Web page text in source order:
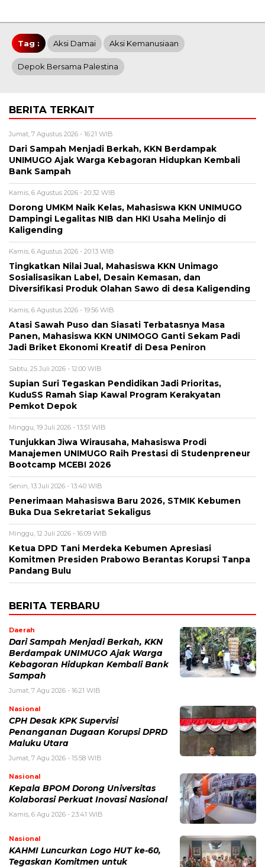
Tag : Aksi Damai Aksi Kemanusiaan
Depok Bersama Palestina
BERITA TERKAIT
Jumat, 7 Agustus 2026 - 16:21 WIB
Dari Sampah Menjadi Berkah, KKN Berdampak
UNIMUGO Ajak Warga Kebagoran Hidupkan Kembali
Bank Sampah
Kamis, 6 Agustus 2026 - 20:32 WIB
Dorong UMKM Naik Kelas, Mahasiswa KKN UNIMUGO
Dampingi Legalitas NIB dan HKI Usaha Melinjo di
Kaligending
Kamis, 6 Agustus 2026 - 20:13 WIB
Tingkatkan Nilai Jual, Mahasiswa KKN Unimago
Sosialisasikan Label, Desain Kemasan, dan
Diversifikasi Produk Olahan Sawo di desa Kaligending
Kamis, 6 Agustus 2026 - 19:56 WIB
Atasi Sawah Puso dan Siasati Terbatasnya Masa
Panen, Mahasiswa KKN UNIMOGO Ganti Sekam Padi
Jadi Briket Ekonomi Kreatif di Desa Peniron
Sabtu, 25 Juli 2026 - 12:00 WIB
Supian Suri Tegaskan Pendidikan Jadi Prioritas,
KuduSS Ramah Siap Kawal Program Kerakyatan
Pemkot Depok
Minggu, 19 Juli 2026 - 13:51 WIB
Tunjukkan Jiwa Wirausaha, Mahasiswa Prodi
Manajemen UNIMUGO Raih Prestasi di Studenpreneur
Bootcamp MCEBI 2026
Senin, 13 Juli 2026 - 13:40 WIB
Penerimaan Mahasiswa Baru 2026, STMIK Kebumen
Buka Dua Sekretariat Sekaligus
Minggu, 12 Juli 2026 - 16:09 WIB
Ketua DPD Tani Merdeka Kebumen Apresiasi
Komitmen Presiden Prabowo Berantas Korupsi Tanpa
Pandang Bulu
BERITA TERBARU
Daerah
Dari Sampah Menjadi Berkah, KKN
Berdampak UNIMUGO Ajak Warga
Kebagoran Hidupkan Kembali Bank
Sampah
Jumat, 7 Agu 2026 - 16:21 WIB
Nasional
CPH Desak KPK Supervisi
Penanganan Dugaan Korupsi DPRD
Maluku Utara
Jumat, 7 Agu 2026 - 15:58 WIB
Nasional
Kepala BPOM Dorong Universitas
Kolaborasi Perkuat Inovasi Nasional
Kamis, 6 Agu 2026 - 23:41 WIB
Nasional
KAHMI Luncurkan Logo HUT ke-60,
Tegaskan Komitmen untuk